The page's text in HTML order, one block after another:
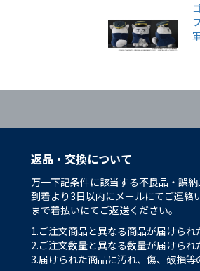
返品・交換について
万一下記条件に該当する不良品・誤
到着より3日以内にメールにてご連絡
まで着払いにてご返送ください。
1.ご注文商品と異なる商品が届けられ
2.ご注文数量と異なる数量が届けられ
3.届けられた商品に汚れ、傷、破損